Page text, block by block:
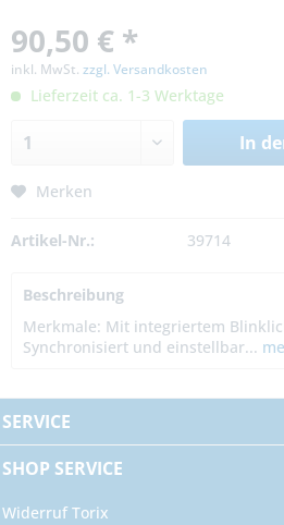
90,50 € *
inkl. MwSt. zzgl. Versandkosten
Lieferzeit ca. 1-3 Werktage
In
Merken
Artikel-Nr.: 39714
Beschreibung
Merkmale: Mit integriertem
Synchronisiert und einstellbar...
SERVICE
SHOP SERVICE
Widerruf Torix